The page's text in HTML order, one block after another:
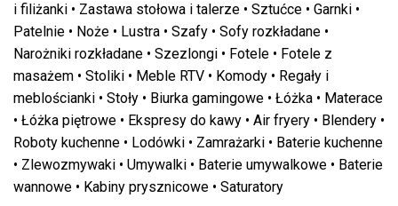
i filiżanki • Zastawa stołowa i talerze • Sztućce • Garnki •
Patelnie • Noże • Lustra • Szafy • Sofy rozkładane •
Narożniki rozkładane • Szezlongi • Fotele • Fotele z
masażem • Stoliki • Meble RTV • Komody • Regały i
meblościanki • Stoły • Biurka gamingowe • Łóżka • Materace
• Łóżka piętrowe • Ekspresy do kawy • Air fryery • Blendery •
Roboty kuchenne • Lodówki • Zamrażarki • Baterie kuchenne
• Zlewozmywaki • Umywalki • Baterie umywalkowe • Baterie
wannowe • Kabiny prysznicowe • Saturatory